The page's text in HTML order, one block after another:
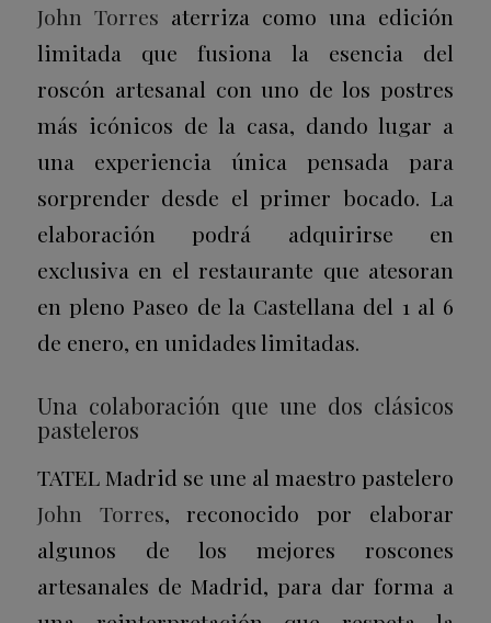
John Torres aterriza como una edición
limitada que fusiona la esencia del
roscón artesanal con uno de los postres
más icónicos de la casa, dando lugar a
una experiencia única pensada para
sorprender desde el primer bocado. La
elaboración podrá adquirirse en
exclusiva en el restaurante que atesoran
en pleno Paseo de la Castellana del 1 al 6
de enero, en unidades limitadas.
Una colaboración que une dos clásicos
pasteleros
TATEL Madrid se une al maestro pastelero
John Torres, reconocido por elaborar
algunos de los mejores roscones
artesanales de Madrid, para dar forma a